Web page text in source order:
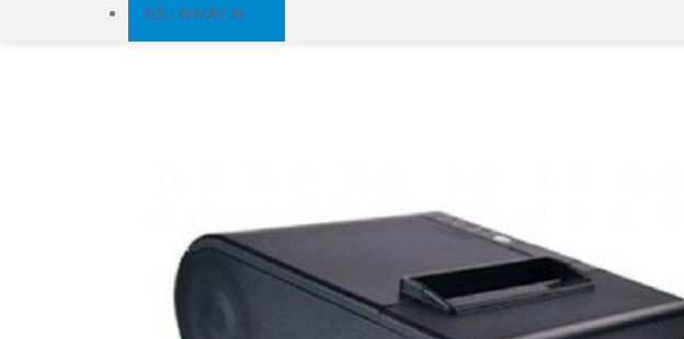
ĐẦU IN MÁY IN